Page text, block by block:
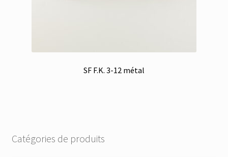
SF F.K. 3-12 métal
Catégories de produits